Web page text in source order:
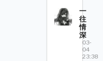
一
往
情
深
03-
04
23:38